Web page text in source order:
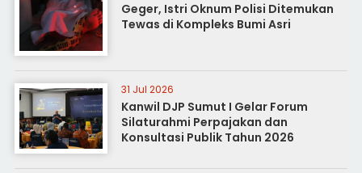
Geger, Istri Oknum Polisi Ditemukan
Tewas di Kompleks Bumi Asri
31 Jul 2026
Kanwil DJP Sumut I Gelar Forum
Silaturahmi Perpajakan dan
Konsultasi Publik Tahun 2026